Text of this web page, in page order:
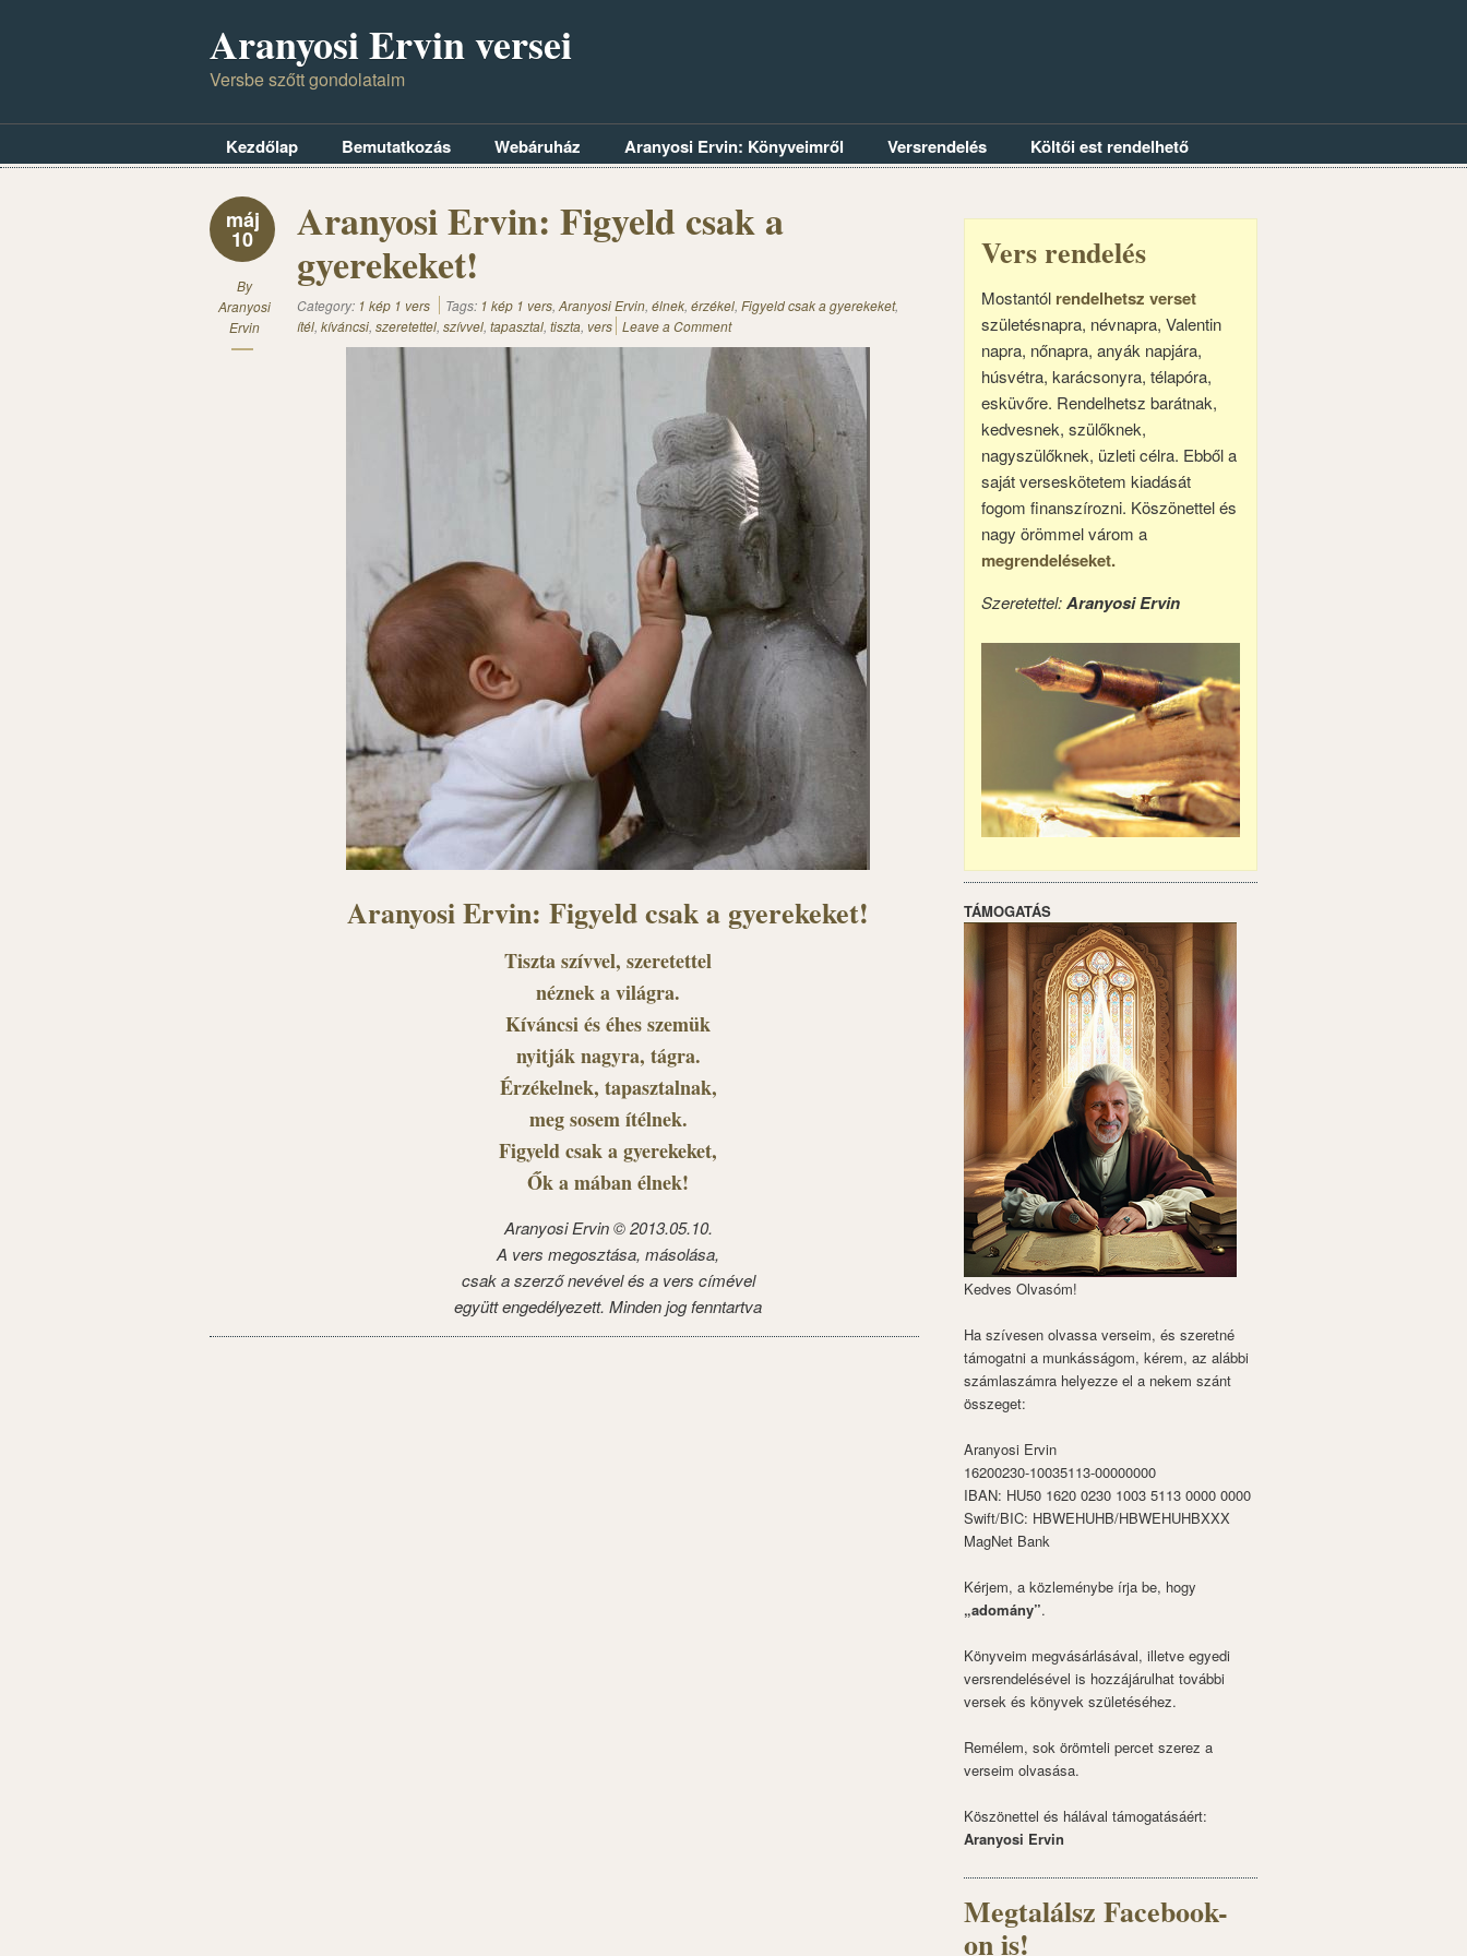
Aranyosi Ervin versei
Versbe szőtt gondolataim
Kezdőlap Bemutatkozás Webáruház Aranyosi Ervin: Könyveimről Versrendelés Költői est rendelhető
máj
10
By
Aranyosi
Ervin
Aranyosi Ervin: Figyeld csak a
gyerekeket!
Category: 1 kép 1 vers Tags: 1 kép 1 vers, Aranyosi Ervin, élnek, érzékel, Figyeld csak a gyerekeket,
ítél, kíváncsi, szeretettel, szívvel, tapasztal, tiszta, vers Leave a Comment
Aranyosi Ervin: Figyeld csak a gyerekeket!
Tiszta szívvel, szeretettel
néznek a világra.
Kíváncsi és éhes szemük
nyitják nagyra, tágra.
Érzékelnek, tapasztalnak,
meg sosem ítélnek.
Figyeld csak a gyerekeket,
Ők a mában élnek!
Aranyosi Ervin © 2013.05.10.
A vers megosztása, másolása,
csak a szerző nevével és a vers címével
együtt engedélyezett. Minden jog fenntartva
Vers rendelés
Mostantól rendelhetsz verset
születésnapra, névnapra, Valentin
napra, nőnapra, anyák napjára,
húsvétra, karácsonyra, télapóra,
esküvőre. Rendelhetsz barátnak,
kedvesnek, szülőknek,
nagyszülőknek, üzleti célra. Ebből a
saját verseskötetem kiadását
fogom finanszírozni. Köszönettel és
nagy örömmel várom a
megrendeléseket.
Szeretettel:Aranyosi Ervin
TÁMOGATÁS
Kedves Olvasóm!
Ha szívesen olvassa verseim, és szeretné
támogatni a munkásságom, kérem, az alábbi
számlaszámra helyezze el a nekem szánt
összeget:
Aranyosi Ervin
16200230-10035113-00000000
IBAN: HU50 1620 0230 1003 5113 0000 0000
Swift/BIC: HBWEHUHB/HBWEHUHBXXX
MagNet Bank
Kérjem, a közleménybe írja be, hogy
„adomány”.
Könyveim megvásárlásával, illetve egyedi
versrendelésével is hozzájárulhat további
versek és könyvek születéséhez.
Remélem, sok örömteli percet szerez a
verseim olvasása.
Köszönettel és hálával támogatásáért:
Aranyosi Ervin
Megtalálsz Facebook-
on is!